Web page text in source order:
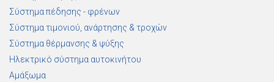
Σύστημα πέδησης - φρένων
Σύστημα τιμονιού, ανάρτησης & τροχών
Σύστημα θέρμανσης & ψύξης
Ηλεκτρικό σύστημα αυτοκινήτου
Αμάξωμα